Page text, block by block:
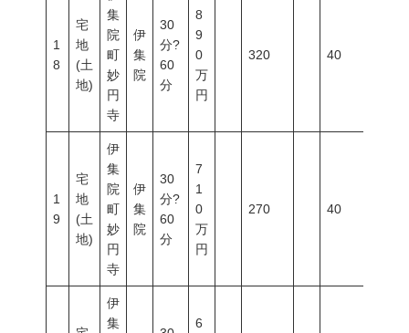
1
8
宅
地
(土
地)
集
院
町
妙
円
寺
伊
集
院
30
分?
60
分
8
9
0
万
円
320 40
1
9
宅
地
(土
地)
伊
集
院
町
妙
円
寺
伊
集
院
30
分?
60
分
7
1
0
万
円
270 40
伊
集
6